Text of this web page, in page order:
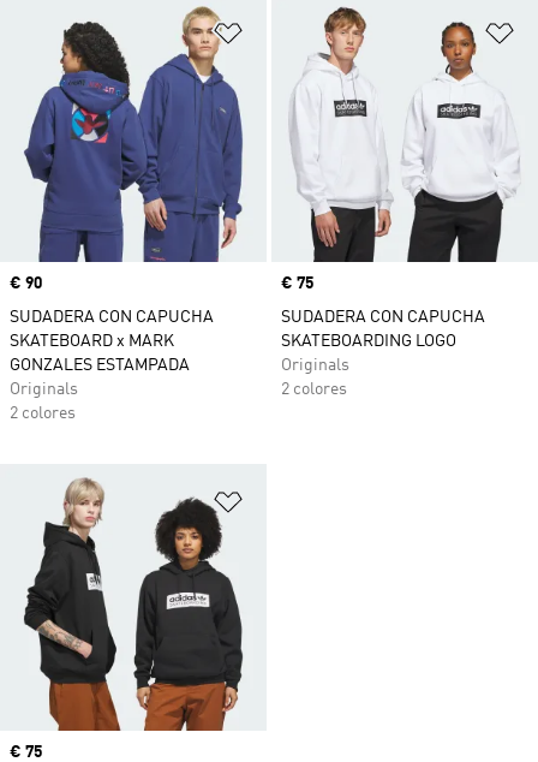
Añadir a la lista de deseos
Precio
€ 90
SUDADERA CON CAPUCHA
SKATEBOARD x MARK
GONZALES ESTAMPADA
Originals
2 colores
Precio
€ 75
SUDADERA CON CAPUCHA
SKATEBOARDING LOGO
Originals
2 colores
Precio
€ 75